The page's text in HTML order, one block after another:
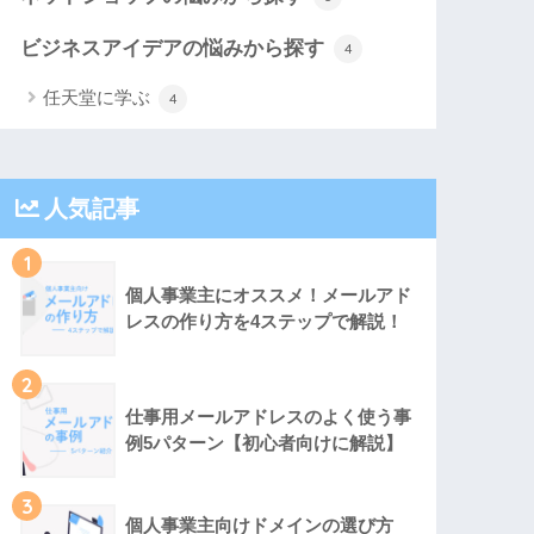
ビジネスアイデアの悩みから探す 4
任天堂に学ぶ 4
人気記事
1
個人事業主にオススメ！メールアド
レスの作り方を4ステップで解説！
2
仕事用メールアドレスのよく使う事
例5パターン【初心者向けに解説】
3
個人事業主向けドメインの選び方